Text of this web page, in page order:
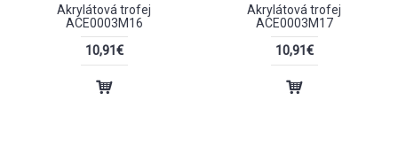
Akrylátová trofej
ACE0003M16
10,91€
Akrylátová trofej
ACE0003M17
10,91€